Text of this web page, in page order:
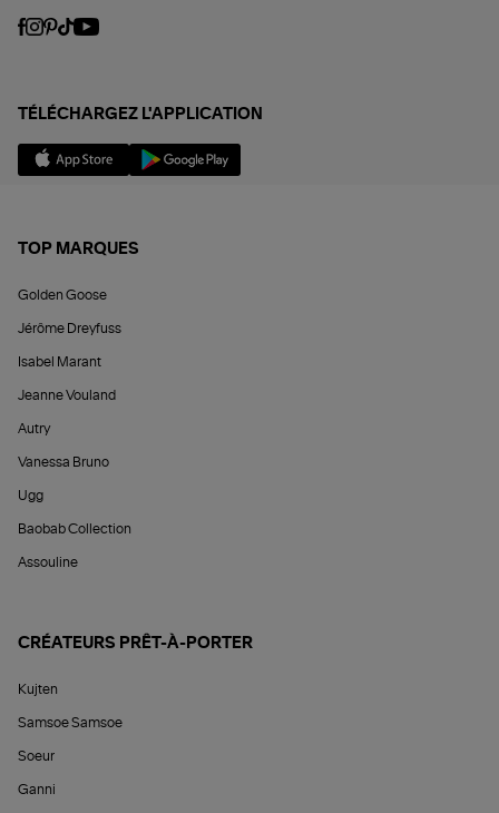
TÉLÉCHARGEZ L'APPLICATION
TOP MARQUES
Golden Goose
Jérôme Dreyfuss
Isabel Marant
Jeanne Vouland
Autry
Vanessa Bruno
Ugg
Baobab Collection
Assouline
CRÉATEURS PRÊT-À-PORTER
Kujten
Samsoe Samsoe
Soeur
Ganni